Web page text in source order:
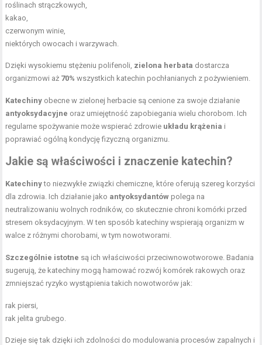
roślinach strączkowych,
kakao,
czerwonym winie,
niektórych owocach i warzywach.
Dzięki wysokiemu stężeniu polifenoli, zielona herbata dostarcza
organizmowi aż 70% wszystkich katechin pochłanianych z pożywieniem.
Katechiny obecne w zielonej herbacie są cenione za swoje działanie
antyoksydacyjne oraz umiejętność zapobiegania wielu chorobom. Ich
regularne spożywanie może wspierać zdrowie układu krążenia i
poprawiać ogólną kondycję fizyczną organizmu.
Jakie są właściwości i znaczenie katechin?
Katechinyto niezwykłe związki chemiczne, które oferują szereg korzyści
dla zdrowia. Ich działanie jako antyoksydantów polega na
neutralizowaniu wolnych rodników, co skutecznie chroni komórki przed
stresem oksydacyjnym. W ten sposób katechiny wspierają organizm w
walce z różnymi chorobami, w tym nowotworami.
Szczególnie istotne są ich właściwości przeciwnowotworowe. Badania
sugerują, że katechiny mogą hamować rozwój komórek rakowych oraz
zmniejszać ryzyko wystąpienia takich nowotworów jak:
rak piersi,
rak jelita grubego.
Dzieje się tak dzięki ich zdolności do modulowania procesów zapalnych i